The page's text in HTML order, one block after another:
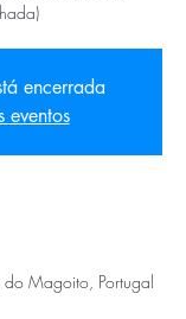
encerrada
eventos
Magoito, Portugal